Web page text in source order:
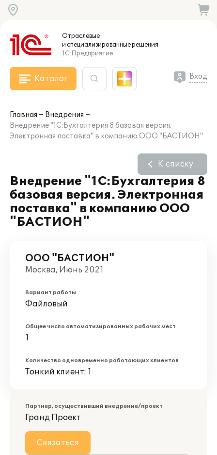
Отраслевые
и специализированныерешения
1С:Предприятие
Каталог Вход
Главная
Внедрения
Внедрение "1С:Бухгалтерия 8 базовая версия.
Электронная поставка" в компанию ООО "БАСТИОН"
Внедрение "1С:Бухгалтерия 8
базовая версия. Электронная
поставка" в компанию ООО
"БАСТИОН"
К списку
ООО "БАСТИОН"
Москва, Июнь 2021
Вариант работы
Файловый
Общее число автоматизированных рабочих мест
1
Количество одновременно работающих клиентов
Тонкий клиент: 1
Партнер, осуществивший внедрение/проект
Гранд Проект
Связаться